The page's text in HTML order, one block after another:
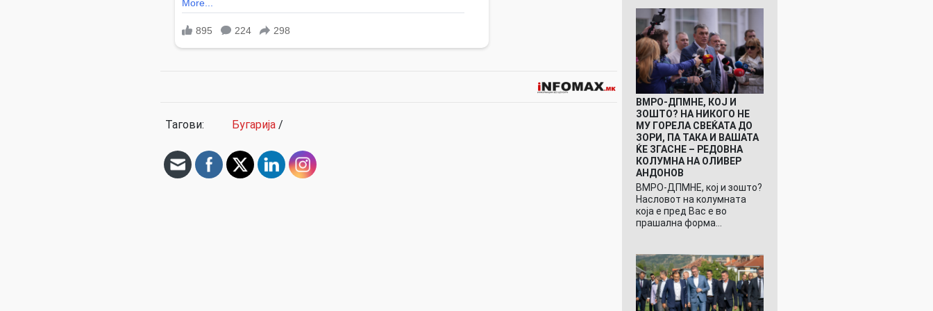
Тагови: Бугарија /
ВМРО-ДПМНЕ, КОЈ И
ЗОШТО? НА НИКОГО НЕ
МУ ГОРЕЛА СВЕЌАТА ДО
ЗОРИ, ПА ТАКА И ВАШАТА
ЌЕ ЗГАСНЕ – РЕДОВНА
КОЛУМНА НА ОЛИВЕР
АНДОНОВ
ВМРО-ДПМНЕ, кој и зошто?
Насловот на колумната
која е пред Вас е во
прашална форма…